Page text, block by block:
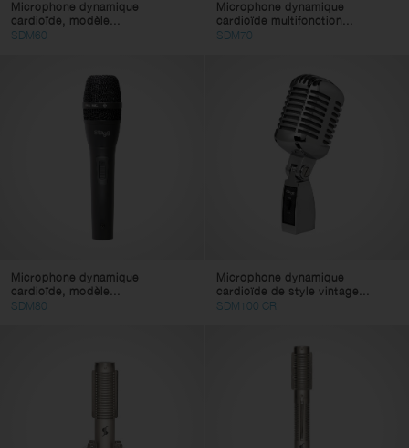
Microphone dynamique
cardioïde, modèle...
SDM60
Microphone dynamique
cardioïde multifonction...
SDM70
Microphone dynamique
cardioïde, modèle...
SDM80
Microphone dynamique
cardioïde de style vintage...
SDM100 CR